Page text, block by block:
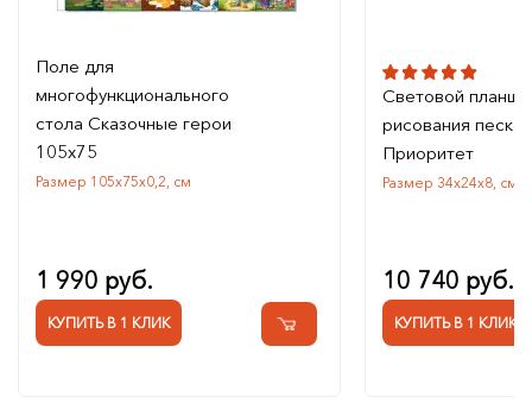
Поле для
многофункционального
стола Сказочные герои
105x75
Размер 105х75х0,2, см
1 990 руб.
КУПИТЬ В 1 КЛИК
Световой
рисования
Приоритет
Размер 34х24х8, см
10 740 руб.
КУПИТЬ В 1 КЛИК